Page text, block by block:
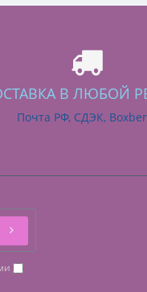
В ЛЮБОЙ
Почта РФ, СДЭК,